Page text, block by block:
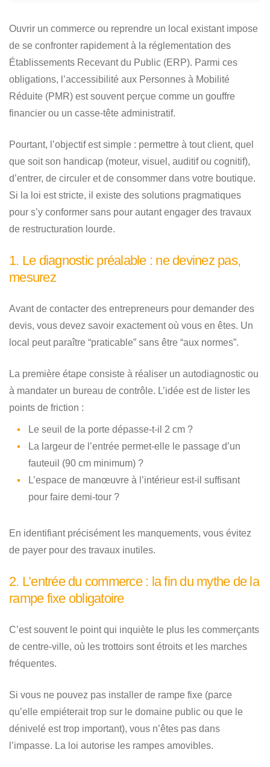
Ouvrir un commerce ou reprendre un local existant impose
de se confronter rapidement à la réglementation des
Établissements Recevant du Public (ERP). Parmi ces
obligations, l’accessibilité aux Personnes à Mobilité
Réduite (PMR) est souvent perçue comme un gouffre
financier ou un casse-tête administratif.
Pourtant, l’objectif est simple : permettre à tout client, quel
que soit son handicap (moteur, visuel, auditif ou cognitif),
d’entrer, de circuler et de consommer dans votre boutique.
Si la loi est stricte, il existe des solutions pragmatiques
pour s’y conformer sans pour autant engager des travaux
de restructuration lourde.
1. Le diagnostic préalable : ne devinez pas,
mesurez
Avant de contacter des entrepreneurs pour demander des
devis, vous devez savoir exactement où vous en êtes. Un
local peut paraître “praticable” sans être “aux normes”.
La première étape consiste à réaliser un autodiagnostic ou
à mandater un bureau de contrôle. L’idée est de lister les
points de friction :
Le seuil de la porte dépasse-t-il 2 cm ?
La largeur de l’entrée permet-elle le passage d’un
fauteuil (90 cm minimum) ?
L’espace de manœuvre à l’intérieur est-il suffisant
pour faire demi-tour ?
En identifiant précisément les manquements, vous évitez
de payer pour des travaux inutiles.
2. L’entrée du commerce : la fin du mythe de la
rampe fixe obligatoire
C’est souvent le point qui inquiète le plus les commerçants
de centre-ville, où les trottoirs sont étroits et les marches
fréquentes.
Si vous ne pouvez pas installer de rampe fixe (parce
qu’elle empiéterait trop sur le domaine public ou que le
dénivelé est trop important), vous n’êtes pas dans
l’impasse. La loi autorise les rampes amovibles.